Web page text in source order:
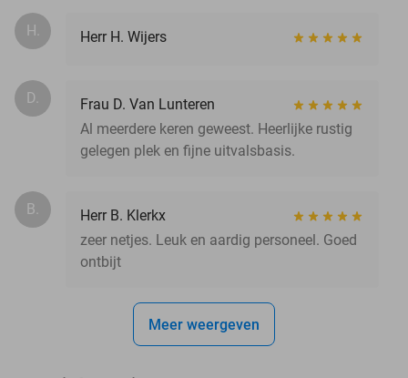
H. Herr H. Wijers
D.
Frau D. Van Lunteren
Al meerdere keren geweest. Heerlijke rustig
gelegen plek en fijne uitvalsbasis.
B.
Herr B. Klerkx
zeer netjes. Leuk en aardig personeel. Goed
ontbijt
Meer weergeven